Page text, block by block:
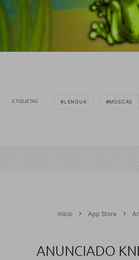
ETIQUETAS LENGUA MOSCAS
Inicio App Store
ANUNCIADO